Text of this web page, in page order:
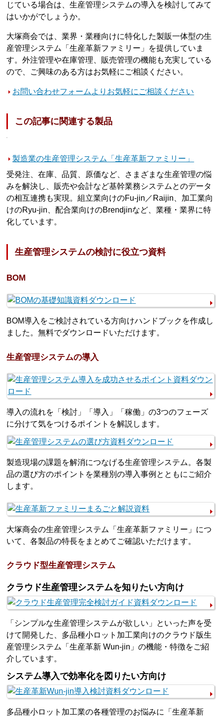
じている場合は、生産管理システムの導入を検討してみて
はいかがでしょうか。
大塚商会では、業界・業種向けに特化した製販一体型の生
産管理システム「生産革新ファミリー」を提供していま
す。外注管理や在庫管理、販売管理の機能も充実している
ので、ご興味のある方はお気軽にご相談ください。
お問い合わせフォームよりお気軽にご相談ください
この記事に関連する製品
製造業の生産管理システム「生産革新ファミリー」
受発注、在庫、品質、原価など、さまざまな生産管理の悩
みを解決し、販売や会計など基幹業務システムとのデータ
の相互連携も実現。組立業向けのFu-jin／Raijin、加工業向
けのRyu-jin、配合業向けのBrendjinなど、業種・業界に特
化しています。
生産管理システムの検討に役立つ資料
BOM
BOM導入をご検討されている方向けハンドブックを作成し
ました。無料でダウンロードいただけます。
生産管理システムの導入
導入の流れを「検討」「導入」「稼働」の3つのフェーズ
に分けて気をつけるポイントを解説します。
製造現場の課題を解消につなげる生産管理システム。各製
品の選び方のポイントを業種別の導入事例とともにご紹介
します。
大塚商会の生産管理システム「生産革新ファミリー」につ
いて、各製品の特長をまとめてご確認いただけます。
クラウド型生産管理システム
クラウド生産管理システムを知りたい方向け
「シンプルな生産管理システムが欲しい」といった声を受
けて開発した、多品種小ロット加工業向けのクラウド版生
産管理システム「生産革新 Wun-jin」の機能・特徴をご紹
介しています。
システム導入で効率化を図りたい方向け
多品種小ロット加工業の各種管理のお悩みに「生産革新